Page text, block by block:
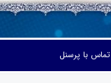
تماس با پرسنل